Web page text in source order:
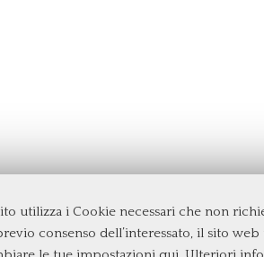
utilizza i Cookie necessari che non
consenso dell’interessato, il sito
Management e Diritto
Studi di RomaTor Vergata